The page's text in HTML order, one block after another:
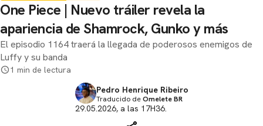
One Piece | Nuevo tráiler revela la
apariencia de Shamrock, Gunko y más
El episodio 1164 traerá la llegada de poderosos enemigos de
Luffy y su banda
1 min de lectura
Pedro Henrique Ribeiro
Traducido deOmelete BR
29.05.2026, a las 17H36.